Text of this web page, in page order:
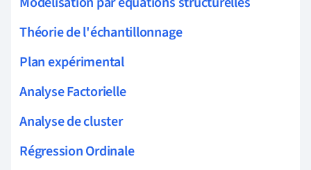
Théorie de l'échantillonnage
Plan expérimental
Analyse Factorielle
Analyse de cluster
Régression Ordinale